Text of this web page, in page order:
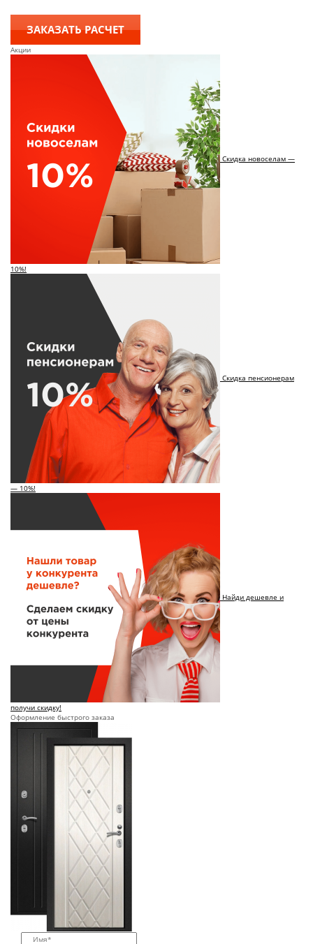
ЗАКАЗАТЬ РАСЧЕТ
Акции
Скидка новоселам —
10%!
Скидка пенсионерам
— 10%!
Найди дешевле и
получи скидку!
Оформление быстрого заказа